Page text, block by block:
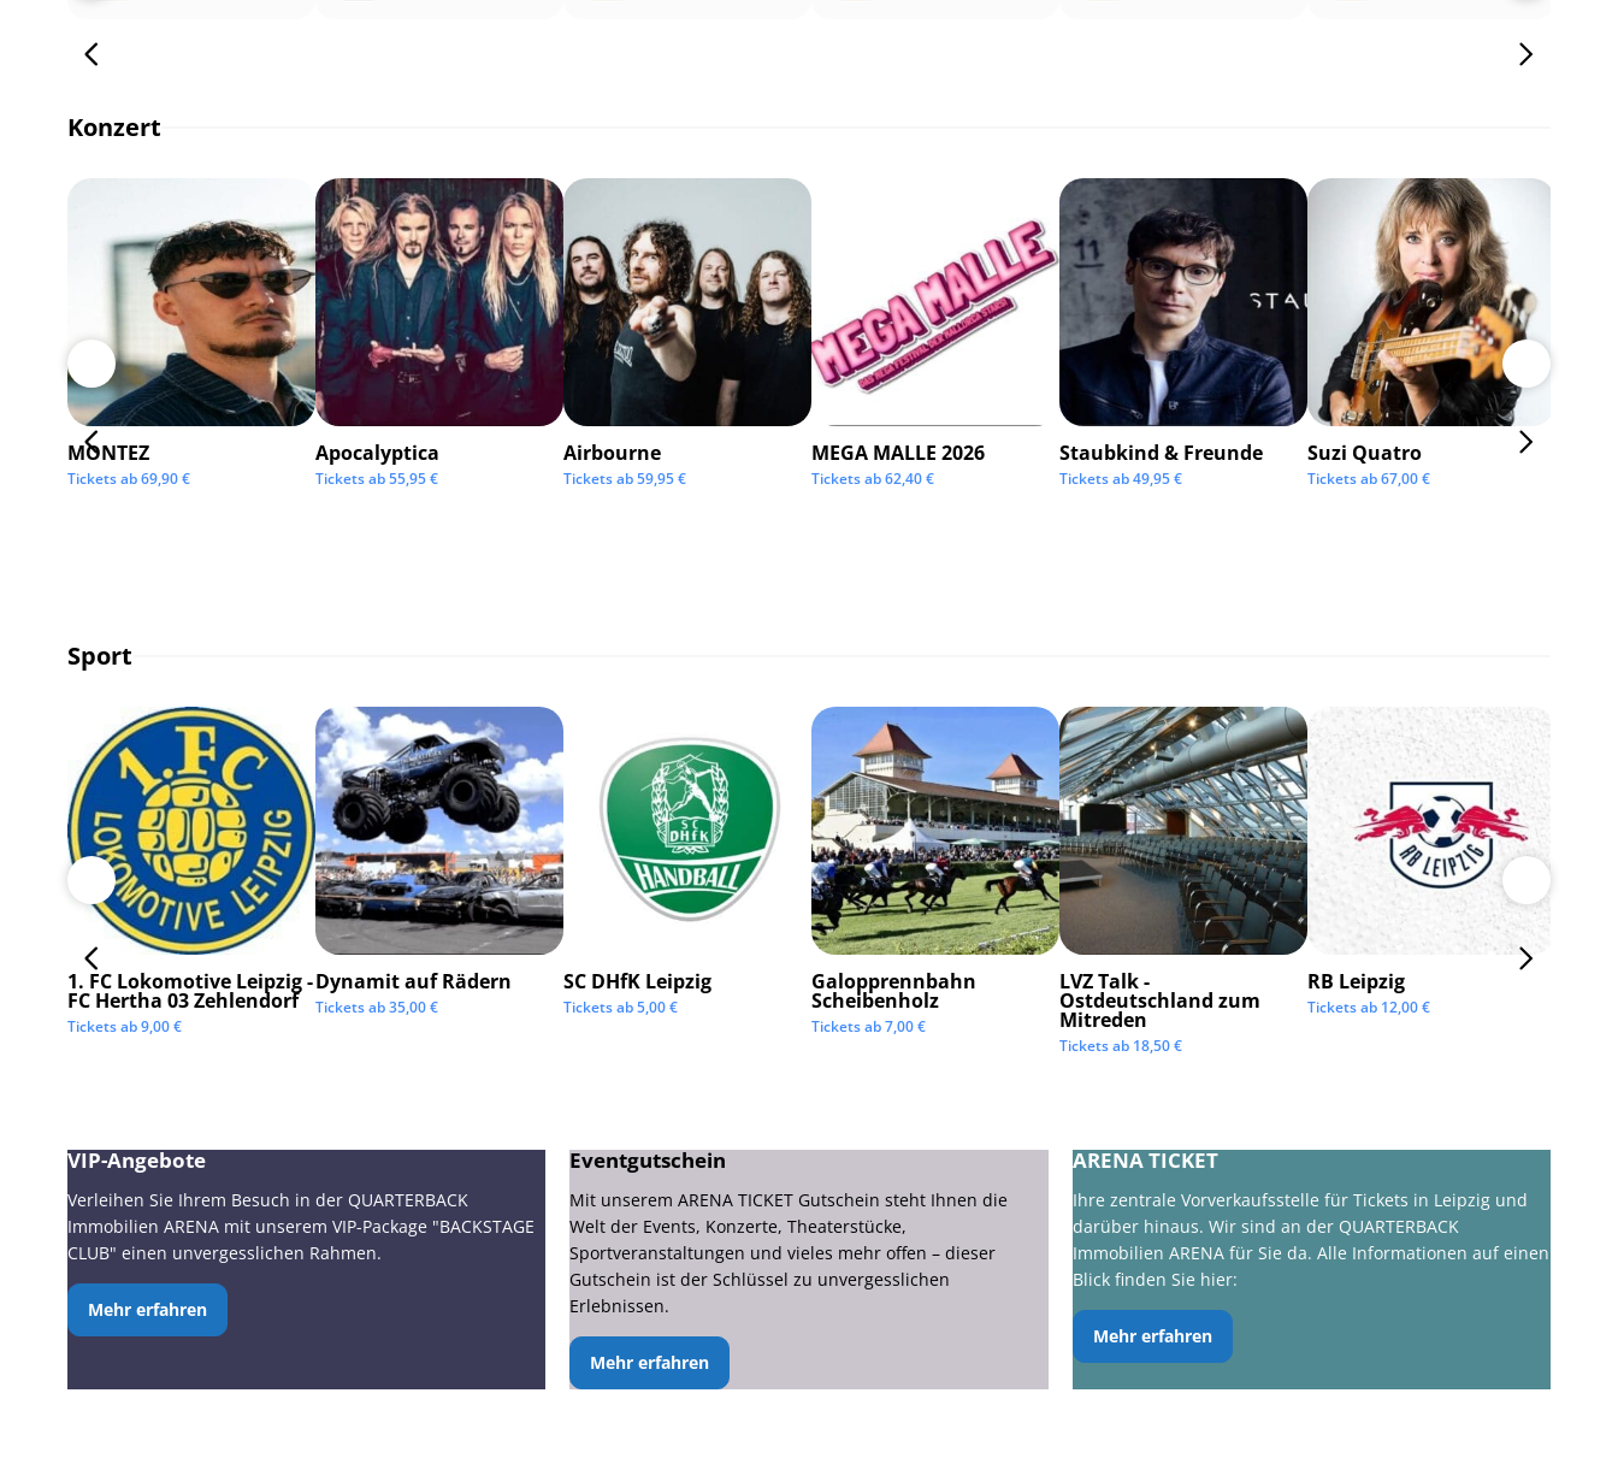
Konzert
MONTEZ
Tickets ab69,90€
Apocalyptica
Tickets ab55,95€
Airbourne
Tickets ab59,95€
MEGA MALLE 2026
Tickets ab62,40€
Staubkind & Freunde
Tickets ab49,95€
Suzi Quatro
Tickets ab67,00€
Sport
1. FC Lokomotive Leipzig -
FC Hertha 03 Zehlendorf
Tickets ab9,00€
Dynamit auf Rädern
Tickets ab35,00€
SC DHfK Leipzig
Tickets ab5,00€
Galopprennbahn
Scheibenholz
Tickets ab7,00€
LVZ Talk -
Ostdeutschland zum
Mitreden
Tickets ab 18,50€
RB Leipzig
Tickets ab 12,00€
VIP-Angebote
Verleihen Sie Ihrem Besuch in der QUARTERBACK
Immobilien ARENA mit unserem VIP-Package "BACKSTAGE
CLUB" einen unvergesslichen Rahmen.
Mehr erfahren
Eventgutschein
Mit unserem ARENA TICKET Gutschein steht Ihnen die
Welt der Events, Konzerte, Theaterstücke,
Sportveranstaltungen und vieles mehr offen – dieser
Gutschein ist der Schlüssel zu unvergesslichen
Erlebnissen.
Mehr erfahren
ARENA TICKET
Ihre zentrale Vorverkaufsstelle für Tickets in Leipzig und
darüber hinaus. Wir sind an der QUARTERBACK
Immobilien ARENA für Sie da. Alle Informationen auf einen
Blick finden Sie hier:
Mehr erfahren